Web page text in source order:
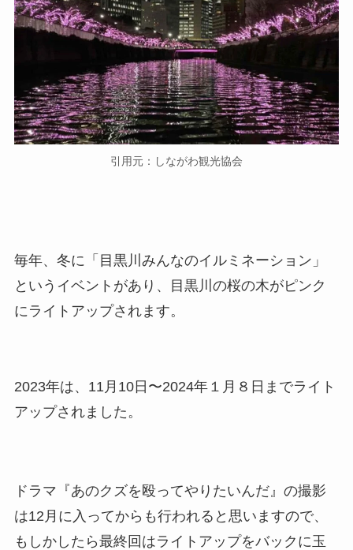
引用元：しながわ観光協会
毎年、冬に「目黒川みんなのイルミネーション」
というイベントがあり、目黒川の桜の木がピンク
にライトアップされます。
2023年は、11月10日〜2024年１月８日までライト
アップされました。
ドラマ『あのクズを殴ってやりたいんだ』の撮影
は12月に入ってからも行われると思いますので、
もしかしたら最終回はライトアップをバックに玉